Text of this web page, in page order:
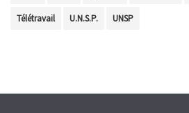
Télétravail U.N.S.P. UNSP